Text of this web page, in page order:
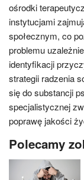
ośrodki
instytucjami
społecznym, co
problemu
identyfikacji
strategii radzenia
się do substancji
specjalistycznej
poprawę jakości
Polecamy